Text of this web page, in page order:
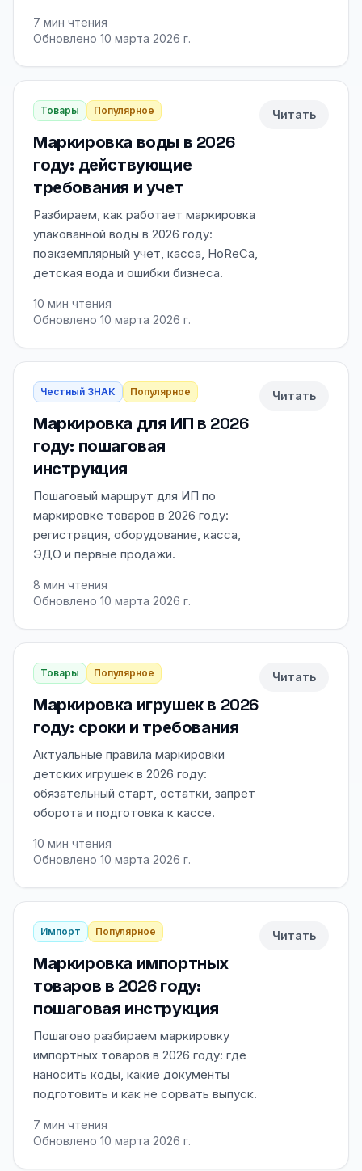
7 мин чтения
Обновлено 10 марта 2026 г.
Товары Популярное
Маркировка воды в 2026
году: действующие
требования и учет
Разбираем, как работает маркировка
упакованной воды в 2026 году:
поэкземплярный учет, касса, HoReCa,
детская вода и ошибки бизнеса.
10 мин чтения
Обновлено 10 марта 2026 г.
Читать
Честный ЗНАК Популярное
Маркировка для ИП в 2026
году: пошаговая
инструкция
Пошаговый маршрут для ИП по
маркировке товаров в 2026 году:
регистрация, оборудование, касса,
ЭДО и первые продажи.
8 мин чтения
Обновлено 10 марта 2026 г.
Читать
Товары Популярное
Маркировка игрушек в 2026
году: сроки и требования
Актуальные правила маркировки
детских игрушек в 2026 году:
обязательный старт, остатки, запрет
оборота и подготовка к кассе.
10 мин чтения
Обновлено 10 марта 2026 г.
Читать
Импорт Популярное
Маркировка импортных
товаров в 2026 году:
пошаговая инструкция
Пошагово разбираем маркировку
импортных товаров в 2026 году: где
наносить коды, какие документы
подготовить и как не сорвать выпуск.
7 мин чтения
Обновлено 10 марта 2026 г.
Читать